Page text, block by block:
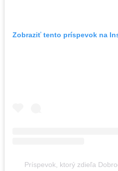
Zobraziť tento príspevok na
Príspevok, ktorý zdieľa